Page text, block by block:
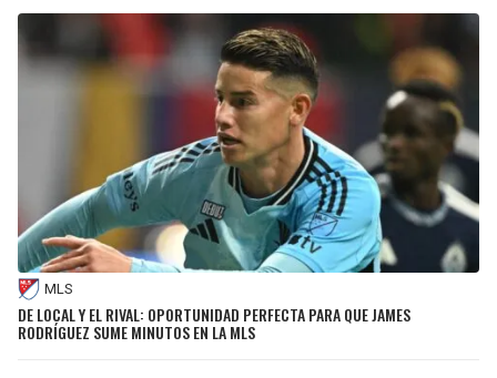
MLS
DE LOCAL Y EL RIVAL: OPORTUNIDAD PERFECTA PARA QUE JAMES
RODRÍGUEZ SUME MINUTOS EN LA MLS